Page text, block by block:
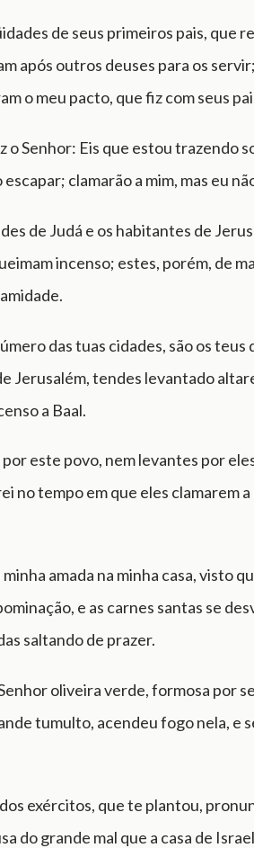
de seus primeiros pais, que
após outros deuses para os
o meu pacto, que fiz com seus
o Senhor: Eis que estou trazendo
clamarão a mim, mas eu
de Judá e os habitantes de
incenso; estes, porém, de
das tuas cidades, são os teus
Jerusalém, tendes levantado
a Baal.
por este povo, nem levantes por
no tempo em que eles clamarem a
amada na minha casa, visto
e as carnes santas se
saltando de prazer.
oliveira verde, formosa por
tumulto, acendeu fogo nela, e
exércitos, que te plantou,
do grande mal que a casa de